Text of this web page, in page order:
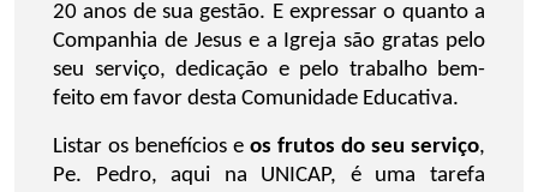
20 anos de sua gestão. E expressar o quanto a
Companhia de Jesus e a Igreja são gratas pelo
seu serviço, dedicação e pelo trabalho bem-
feito em favor desta Comunidade Educativa.
Listar os benefícios e os frutos do seu serviço,
Pe. Pedro, aqui na UNICAP, é uma tarefa